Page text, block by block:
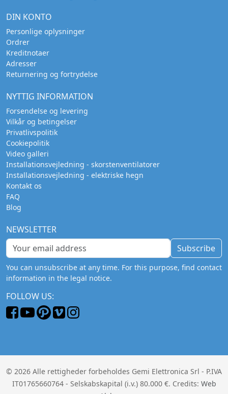
DIN KONTO
Personlige oplysninger
Ordrer
Kreditnotaer
Adresser
Returnering og fortrydelse
NYTTIG INFORMATION
Forsendelse og levering
Vilkår og betingelser
Privatlivspolitik
Cookiepolitik
Video galleri
Installationsvejledning - skorstenventilatorer
Installationsvejledning - elektriske hegn
Kontakt os
FAQ
Blog
NEWSLETTER
Subscribe
You can unsubscribe at any time. For this purpose, find contact
information in the legal notice.
FOLLOW US:
© 2026 Alle rettigheder forbeholdes Gemi Elettronica Srl - P.IVA
IT01765660764 - Selskabskapital (i.v.) 80.000 €. Credits: Web